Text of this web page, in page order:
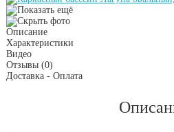
Описание
Характеристики
Видео
Отзывы (0)
Доставка - Оплата